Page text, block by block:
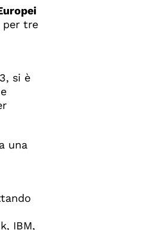
per tre
si è
una
IBM,